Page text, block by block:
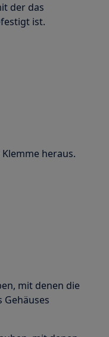
der das
ist.
heraus.
mit denen die
Gehäuses